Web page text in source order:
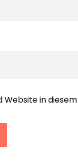
Website in